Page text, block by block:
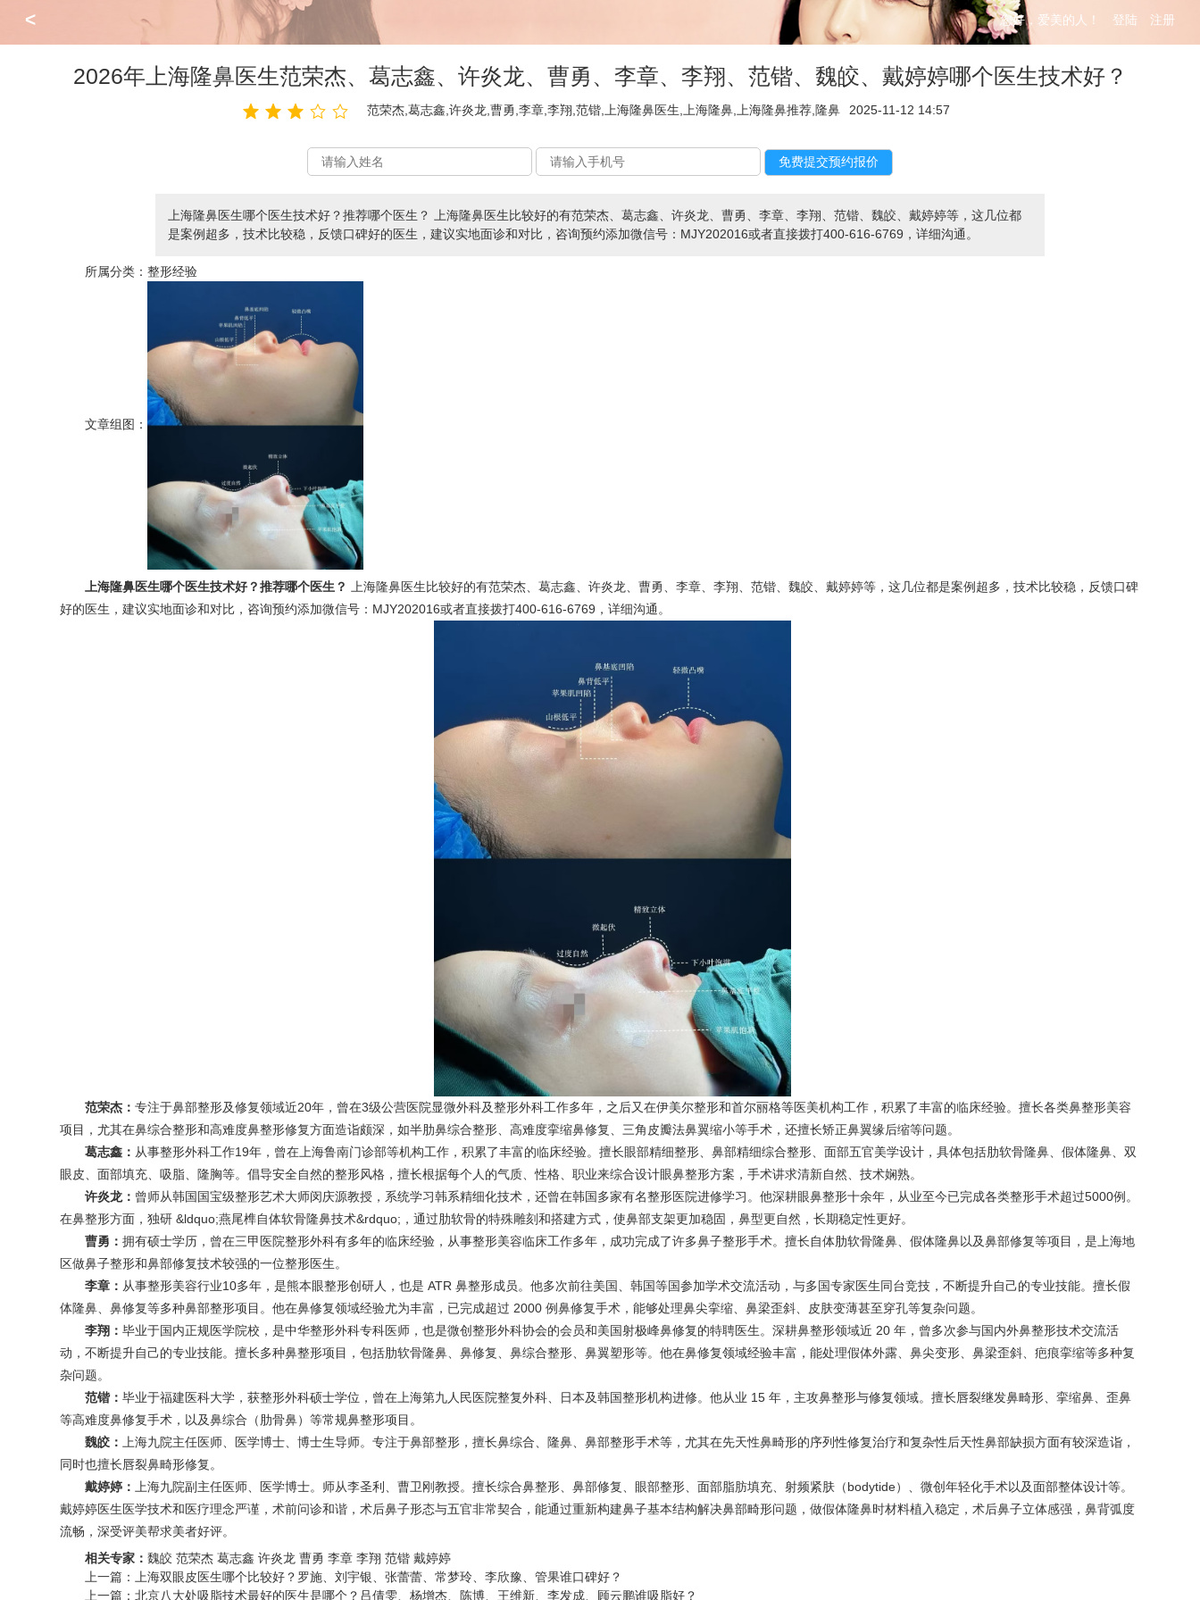
< 您好，爱美的人！ 登陆 注册
2026年上海隆鼻医生范荣杰、葛志鑫、许炎龙、曹勇、李章、李翔、范锴、魏皎、戴婷婷哪个医生技术好？
范荣杰,葛志鑫,许炎龙,曹勇,李章,李翔,范锴,上海隆鼻医生,上海隆鼻,上海隆鼻推荐,隆鼻 2025-11-12 14:57
上海隆鼻医生哪个医生技术好？推荐哪个医生？ 上海隆鼻医生比较好的有范荣杰、葛志鑫、许炎龙、曹勇、李章、李翔、范锴、魏皎、戴婷婷等，这几位都
是案例超多，技术比较稳，反馈口碑好的医生，建议实地面诊和对比，咨询预约添加微信号：MJY202016或者直接拨打400-616-6769，详细沟通。
所属分类：整形经验
文章组图：
上海隆鼻医生哪个医生技术好？推荐哪个医生？
上海隆鼻医生比较好的有范荣杰、葛志鑫、许炎龙、曹勇、李章、李翔、范锴、魏皎、戴婷婷等，这几位都是案例超多，技术比较稳，反馈口碑
好的医生，建议实地面诊和对比，咨询预约添加微信号：MJY202016或者直接拨打400-616-6769，详细沟通。
范荣杰 ：专注于鼻部整形及修复领域近20年，曾在3级公营医院显微外科及整形外科工作多年，之后又在伊美尔整形和首尔丽格等医美机构工作，积累了丰富的临床经验。擅长各类鼻整形美容
项目，尤其在鼻综合整形和高难度鼻整形修复方面造诣颇深，如半肋鼻综合整形、高难度挛缩鼻修复、三角皮瓣法鼻翼缩小等手术，还擅长矫正鼻翼缘后缩等问题。
葛志鑫 ： 从事整形外科工作19年，曾在上海鲁南门诊部等机构工作，积累了丰富的临床经验。擅长眼部精细整形、鼻部精细综合整形、面部五官美学设计，具体包括肋软骨隆鼻 、假体隆鼻、双
眼皮、面部填充、吸脂 隆胸等。倡导安全自然的整形风格，擅长根据每个人的气质、性格、职业来综合设计眼鼻整形方案，手术讲求清新自然、技术娴熟。
许炎龙 ： 曾师从韩国国宝级整形艺术大师闵庆源教授，系统学习韩系精细化技术，还曾在韩国多家有名整形医院进修学习。他深耕眼鼻整形十余年，从业至今已完成各类整形手术超过5000例。
在鼻整形方面，独研 &ldquo;燕尾榫自体软骨隆鼻技术&rdquo;，通过肋软骨的特殊雕刻和搭建方式，使鼻部支架更加稳固，鼻型更自然，长期稳定性更好。
曹勇 ：拥有硕士学历，曾在三甲医院整形外科有多年的临床经验，从事整形美容临床工作多年，成功完成了许多鼻子整形手术。擅长自体肋软骨隆鼻、假体隆鼻以及鼻部修复等项目，是上海地
区做鼻子整形和鼻部修复技术较强的一位整形医生。
李章 ： 从事整形美容行业10多年，是熊本眼整形创研人，也是 ATR 鼻整形成员。他多次前往美国、韩国等国参加学术交流活动，与多国专家医生同台竞技，不断提升自己的专业技能。擅长假
体隆鼻、鼻修复等多种鼻部整形项目。他在鼻修复领域经验尤为丰富，已完成超过 2000 例鼻修复手术，能够处理鼻尖挛缩、鼻梁歪斜、皮肤变薄甚至穿孔等复杂问题。
李翔 ：毕业于国内正规医学院校，是中华整形外科专科医师，也是微创整形外科协会的会员和美国射极峰鼻修复的特聘医生。深耕鼻整形领域近 20 年， 曾多次参与国内外鼻整形技术交流活
动，不断提升自己的专业技能。擅长多种鼻整形项目，包括肋软骨隆鼻、鼻修复、鼻综合整形、鼻翼塑形等。他在鼻修复领域经验丰富，能处理假体外露、鼻尖变形、鼻梁歪斜、疤痕挛缩等多种复
杂问题。
范锴：毕业于福建医科大学，获整形外科硕士学位，曾在上海第九人民医院整复外科、日本及韩国整形机构进修。他从业 15 年，主攻鼻整形与修复领域。擅长唇裂继发鼻畸形、挛缩鼻、歪鼻
等高难度鼻修复手术，以及鼻综合（肋骨鼻）等常规鼻整形项目。
魏皎 ：
上海九院主任医师、医学博士、博士生导师。专注于鼻部整形，擅长鼻综合、隆鼻、鼻部整形手术等，尤其在先天性鼻畸形的序列性修复治疗和复杂性后天性鼻部缺损方面有较深造诣，
同时也擅长唇裂鼻畸形修复。
戴婷婷 ： 上海九院副主任医师、医学博士。师从李圣利 、曹卫刚教授。擅长综合鼻整形、鼻部修复、眼部整形、面部脂肪填充、射频紧肤（bodytide）、微创年轻化手术以及面部整体设计等。
戴婷婷医生医学技术和医疗理念严谨，术前问诊和谐，术后鼻子形态与五官非常契合，能通过重新构建鼻子基本结构解决鼻部畸形问题，做假体隆鼻时材料植入稳定，术后鼻子立体感强，鼻背弧度
流畅，深受评美帮求美者好评。
相关专家：魏皎 范荣杰 葛志鑫 许炎龙 曹勇 李章 李翔 范锴 戴婷婷
上一篇：
上海双眼皮医生哪个比较好？罗施、刘宇银、张蕾蕾、常梦玲、李欣豫、管果谁口碑好？
上一篇：北京八大处吸脂技术最好的医生是哪个？吕倩雯、杨增杰、陈博、王维新、李发成、顾云鹏谁吸脂好？